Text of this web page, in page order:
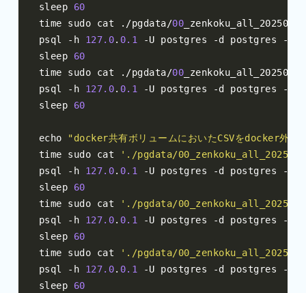
sleep 60
time sudo cat
./pgdata/00 _zenkoku_all_20250530
psql
- h 127.0. 0.1 -U postgres -d postgres -
sleep 60
time sudo cat
./pgdata/00 _zenkoku_all_20250530
psql
- h 127.0. 0.1 -U postgres -d postgres -
sleep 60
echo
"docker共有ボリュームにおいたCSVをdocker外
time sudo cat
'./pgdata/
psql
- h 127.0. 0.1 -U postgres -d postgres -
sleep 60
time sudo cat
'./pgdata/
psql
- h 127.0. 0.1 -U postgres -d postgres -
sleep 60
time sudo cat
'./pgdata/
psql
- h 127.0. 0.1 -U postgres -d postgres -
sleep 60